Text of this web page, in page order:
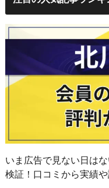
いま広告で見ない日は
検証！口コミから実績